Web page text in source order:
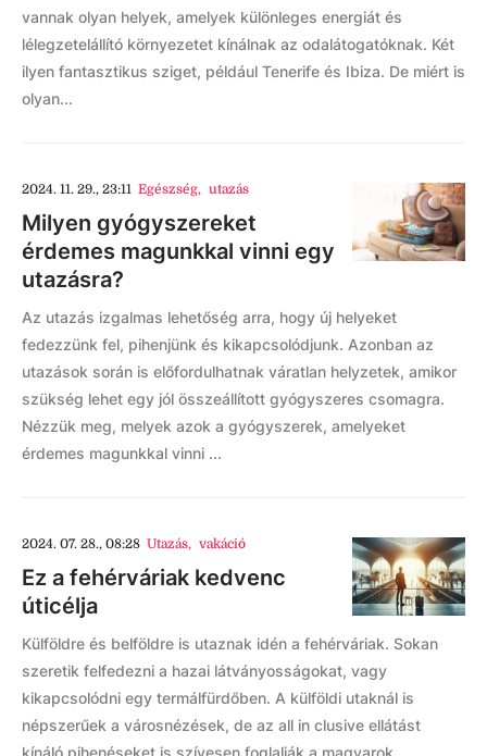
vannak olyan helyek, amelyek különleges energiát és
lélegzetelállító környezetet kínálnak az odalátogatóknak. Két
ilyen fantasztikus sziget, például Tenerife és Ibiza. De miért is
olyan...
2024. 11. 29., 23:11 Egészség, utazás
Milyen gyógyszereket
érdemes magunkkal vinni egy
utazásra?
Az utazás izgalmas lehetőség arra, hogy új helyeket
fedezzünk fel, pihenjünk és kikapcsolódjunk. Azonban az
utazások során is előfordulhatnak váratlan helyzetek, amikor
szükség lehet egy jól összeállított gyógyszeres csomagra.
Nézzük meg, melyek azok a gyógyszerek, amelyeket
érdemes magunkkal vinni ...
2024. 07. 28., 08:28 Utazás, vakáció
Ez a fehérváriak kedvenc
úticélja
Külföldre és belföldre is utaznak idén a fehérváriak. Sokan
szeretik felfedezni a hazai látványosságokat, vagy
kikapcsolódni egy termálfürdőben. A külföldi utaknál is
népszerűek a városnézések, de az all in clusive ellátást
kínáló pihenéseket is szívesen foglalják a magyarok.